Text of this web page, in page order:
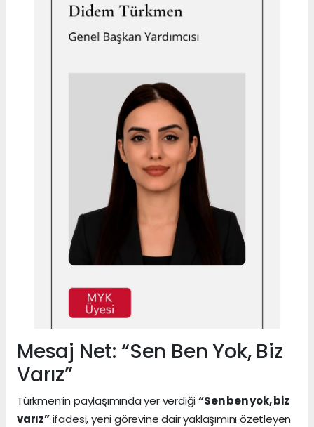
Mesaj Net: “Sen Ben Yok, Biz
Varız”
Türkmen’in paylaşımında yer verdiği“Sen ben yok, biz
varız”ifadesi, yeni görevine dair yaklaşımını özetleyen